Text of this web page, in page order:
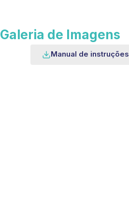
Galeria de Imagens
Manual de instruções